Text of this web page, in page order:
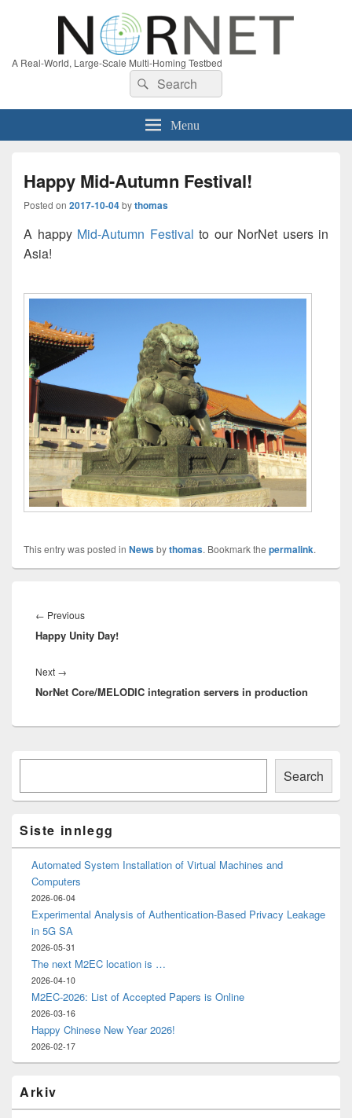
A Real-World, Large-Scale Multi-Homing Testbed
Search
for:
Search
Menu
Happy Mid-Autumn Festival!
Posted on 2017-10-04bythomas
A happy Mid-Autumn Festival to our NorNet users in
Asia!
This entry was posted in Newsbythomas. Bookmark the permalink.
← PreviousPrevious
post:
Happy Unity Day!
Next →
post:
NorNet Core/MELODIC integration servers in production
Primary
Area
Search
Siste innlegg
Automated System Installation of Virtual Machines and
Computers
2026-06-04
Experimental Analysis of Authentication-Based Privacy Leakage
in 5G SA
2026-05-31
The next M2EC location is …
2026-04-10
M2EC-2026: List of Accepted Papers is Online
2026-03-16
Happy Chinese New Year 2026!
2026-02-17
Arkiv